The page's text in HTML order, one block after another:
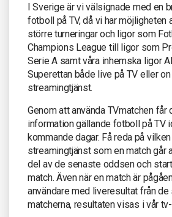
I Sverige är vi välsignade med en
fotboll på TV, då vi har möjligheten
större turneringar och ligor som
Champions League till ligor som
Serie A samt våra inhemska ligor
Superettan både live på TV eller
streamingtjänst.
Genom att använda TVmatchen får
information gällande fotboll på TV
kommande dagar. Få reda på
streamingtjänst som en match går
del av de senaste oddsen och
match. Även när en match är
användare med liveresultat från
matcherna, resultaten visas i vår